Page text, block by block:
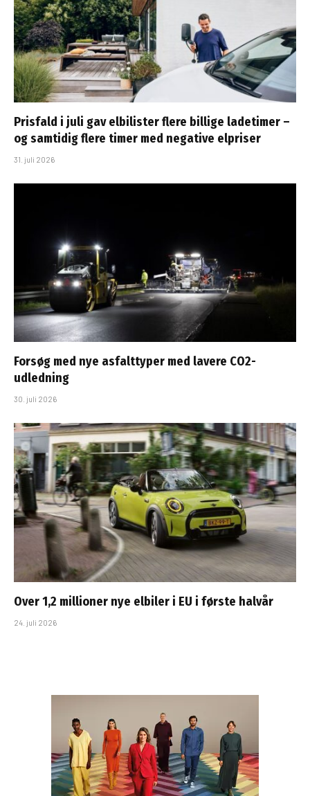
Prisfald i juli gav elbilister flere billige ladetimer –
og samtidig flere timer med negative elpriser
31. juli 2026
Forsøg med nye asfalttyper med lavere CO2-
udledning
30. juli 2026
Over 1,2 millioner nye elbiler i EU i første halvår
24. juli 2026